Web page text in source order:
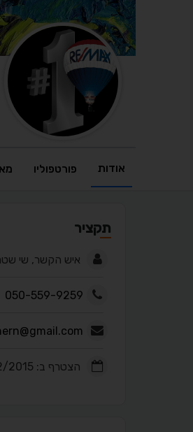
אודות פורטפוליו
תקציר
איש הקשר, שי
050-559-9259
הצטרף ב: 22/02/2015